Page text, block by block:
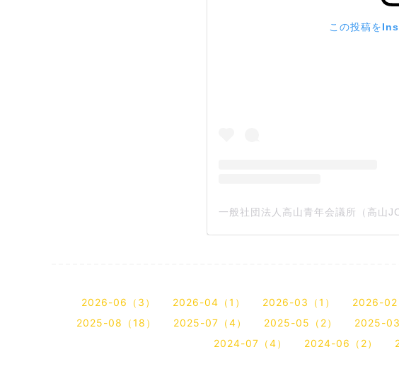
この投稿を
2026-06（3） 2026-04（1） 2026-03（1） 2026-02
2025-08（18）
2025-07（4） 2025-05（2） 2025-03
2024-07（4）
2024-06（2）